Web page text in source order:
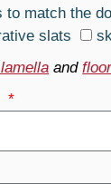
to match the
slats
and